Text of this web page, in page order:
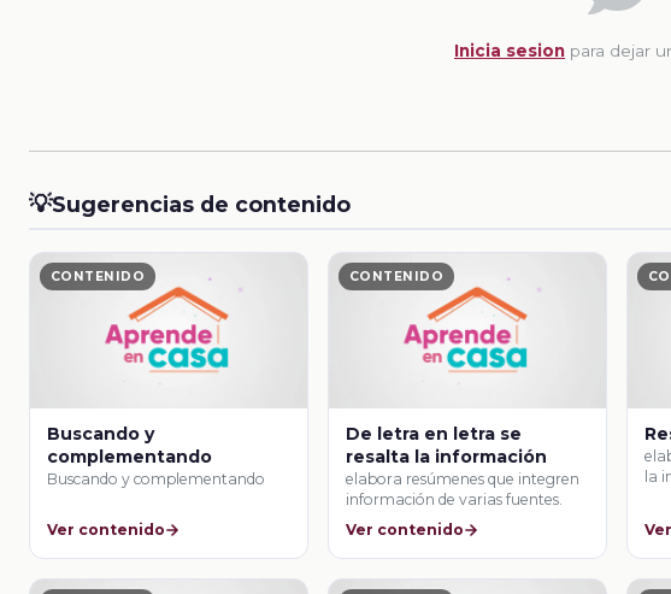
Inicia sesion para dejar
💡Sugerencias de contenido
CONTENIDO
Buscando y
complementando
Buscando y complementando
Ver contenido
CONTENIDO
De letra en letra se
resalta la información
elabora resúmenes que integren
información de varias fuentes.
Ver contenido
la